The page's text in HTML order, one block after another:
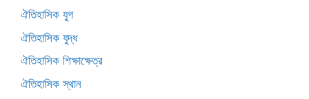
ঐতিহাসিক যুগ
ঐতিহাসিক যুদ্ধ
ঐতিহাসিক শিক্ষাক্ষেত্র
ঐতিহাসিক স্থান